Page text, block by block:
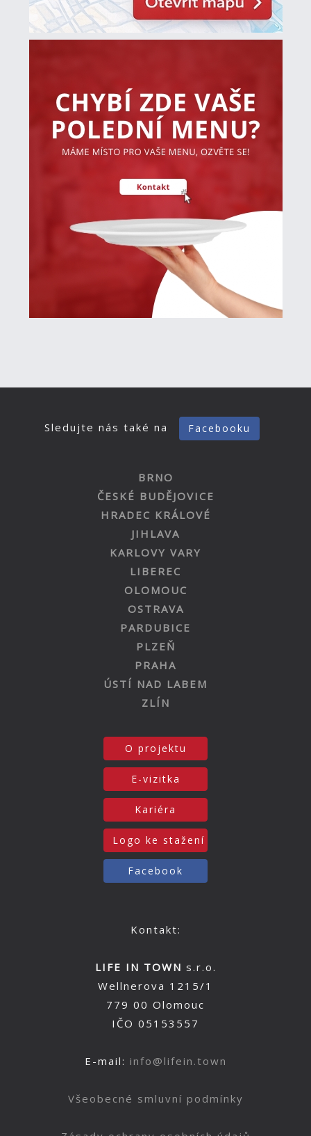
Sledujte nás také na Facebooku
BRNO
ČESKÉ BUDĚJOVICE
HRADEC KRÁLOVÉ
JIHLAVA
KARLOVY VARY
LIBEREC
OLOMOUC
OSTRAVA
PARDUBICE
PLZEŇ
PRAHA
ÚSTÍ NAD LABEM
ZLÍN
O projektu
E-vizitka
Kariéra
Logo ke stažení
Facebook
Kontakt:
LIFE IN TOWN s.r.o.
Wellnerova 1215/1
779 00 Olomouc
IČO 05153557
E-mail: info@lifein.town
Všeobecné smluvní podmínky